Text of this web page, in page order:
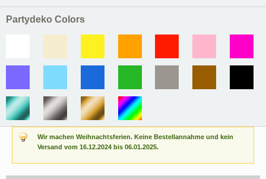
Wir machen Weihnachtsferien. Keine Bestellannahme und kein
Versand vom 16.12.2024 bis 06.01.2025.
Partydeko Colors